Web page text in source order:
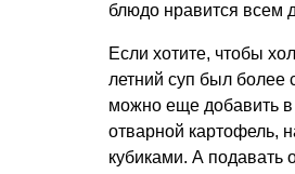
блюдо нравится всем
Если хотите, чтобы
летний суп был более
можно еще добавить в
отварной картофель,
кубиками. А подавать